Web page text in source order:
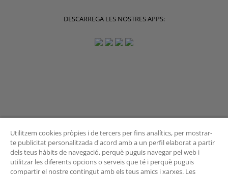
DESCARREGA LES NOSTRES APPS:
BUTLLETÍ
Utilitzem cookies pròpies i de tercers per fins analítics, per mostrar-
te publicitat personalitzada d'acord amb a un perfil elaborat a partir
dels teus hàbits de navegació, perquè puguis navegar pel web i
utilitzar les diferents opcions o serveis que té i perquè puguis
compartir el nostre contingut amb els teus amics i xarxes. Les